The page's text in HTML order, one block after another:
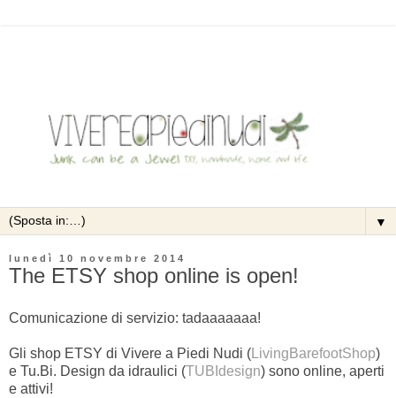
▼
lunedì 10 novembre 2014
The ETSY shop online is open!
Comunicazione di servizio: tadaaaaaaa!
Gli shop ETSY di Vivere a Piedi Nudi ( LivingBarefootShop)
e Tu.Bi. Design da idraulici (TUBIdesign) sono online, aperti
e attivi!